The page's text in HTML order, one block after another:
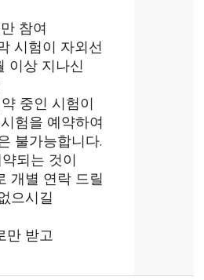
참여
시험이 자외선
이상 지나신
중인 시험이
험을 예약하여
불가능합니다.
되는 것이
개별 연락 드릴
으시길
만 받고